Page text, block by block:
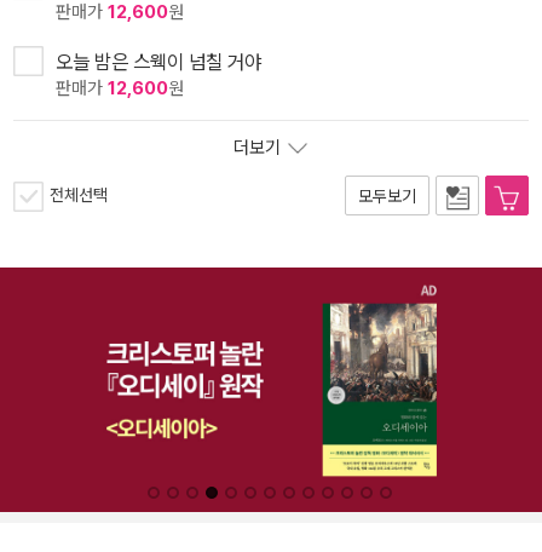
판매가 12,600원
오늘 밤은 스웩이 넘칠 거야
판매가 12,600원
더보기
전체선택 모두보기